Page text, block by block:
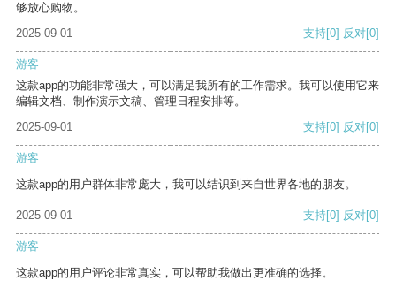
够放心购物。
2025-09-01
支持[0] 反对[0]
游客
这款app的功能非常强大，可以满足我所有的工作需求。我可以使用它来
编辑文档、制作演示文稿、管理日程安排等。
2025-09-01
支持[0] 反对[0]
游客
这款app的用户群体非常庞大，我可以结识到来自世界各地的朋友。
2025-09-01 支持[0] 反对[0]
游客
这款app的用户评论非常真实，可以帮助我做出更准确的选择。